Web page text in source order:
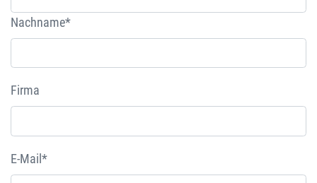
Nachname*
Firma
E-Mail*